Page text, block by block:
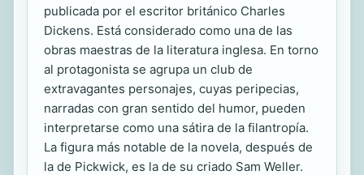
publicada por el escritor británico Charles
Dickens. Está considerado como una de las
obras maestras de la literatura inglesa. En torno
al protagonista se agrupa un club de
extravagantes personajes, cuyas peripecias,
narradas con gran sentido del humor, pueden
interpretarse como una sátira de la filantropía.
La figura más notable de la novela, después de
la de Pickwick, es la de su criado Sam Weller.